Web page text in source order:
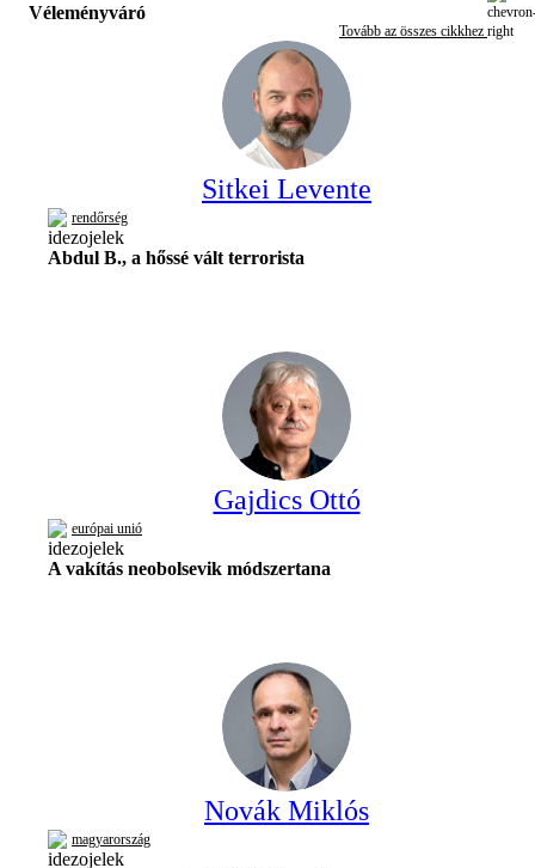
Véleményváró
Tovább az összes cikkhez
Sitkei Levente
rendőrség
Abdul B., a hőssé vált terrorista
Gajdics Ottó
európai unió
A vakítás neobolsevik módszertana
Novák Miklós
magyarország